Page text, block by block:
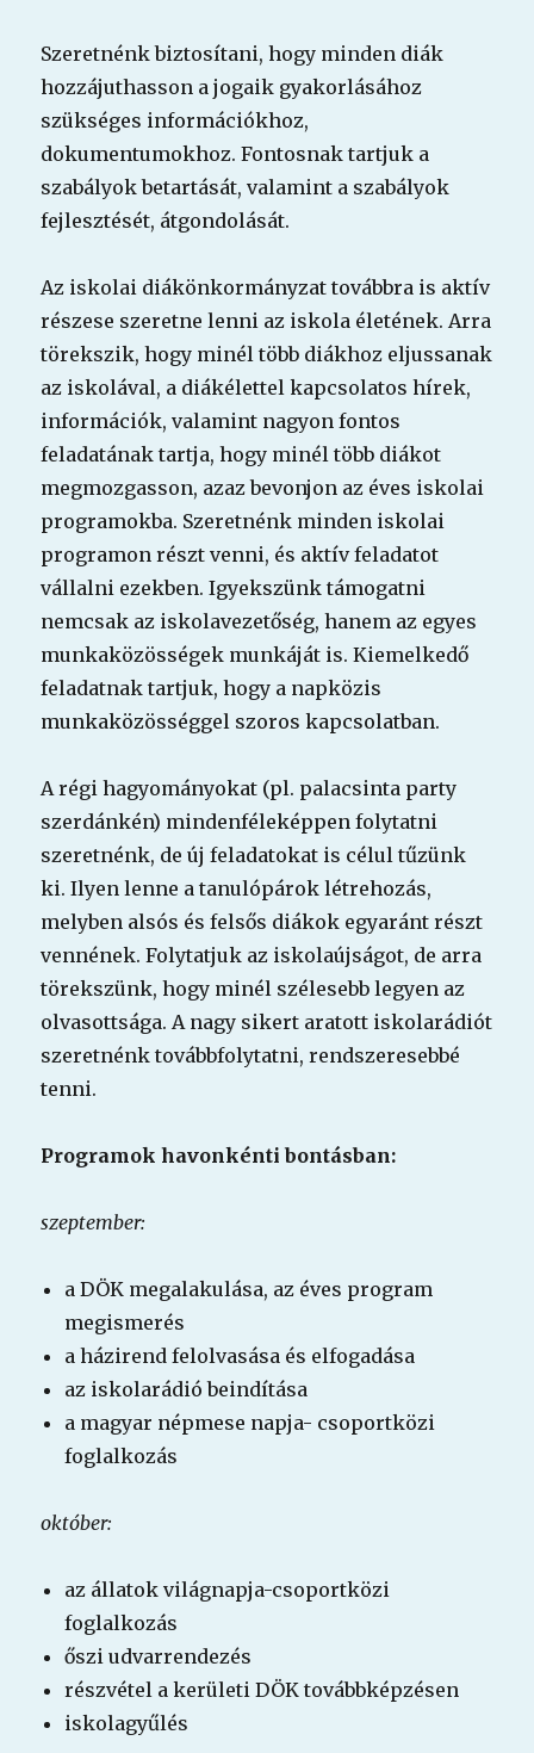
Szeretnénk biztosítani, hogy minden diák
hozzájuthasson a jogaik gyakorlásához
szükséges információkhoz,
dokumentumokhoz. Fontosnak tartjuk a
szabályok betartását, valamint a szabályok
fejlesztését, átgondolását.
Az iskolai diákönkormányzat továbbra is aktív
részese szeretne lenni az iskola életének. Arra
törekszik, hogy minél több diákhoz eljussanak
az iskolával, a diákélettel kapcsolatos hírek,
információk, valamint nagyon fontos
feladatának tartja, hogy minél több diákot
megmozgasson, azaz bevonjon az éves iskolai
programokba. Szeretnénk minden iskolai
programon részt venni, és aktív feladatot
vállalni ezekben. Igyekszünk támogatni
nemcsak az iskolavezetőség, hanem az egyes
munkaközösségek munkáját is. Kiemelkedő
feladatnak tartjuk, hogy a napközis
munkaközösséggel szoros kapcsolatban.
A régi hagyományokat (pl. palacsinta party
szerdánkén) mindenféleképpen folytatni
szeretnénk, de új feladatokat is célul tűzünk
ki. Ilyen lenne a tanulópárok létrehozás,
melyben alsós és felsős diákok egyaránt részt
vennének. Folytatjuk az iskolaújságot, de arra
törekszünk, hogy minél szélesebb legyen az
olvasottsága. A nagy sikert aratott iskolarádiót
szeretnénk továbbfolytatni, rendszeresebbé
tenni.
Programok havonkénti bontásban:
szeptember:
a DÖK megalakulása, az éves program
megismerés
a házirend felolvasása és elfogadása
az iskolarádió beindítása
a magyar népmese napja- csoportközi
foglalkozás
október:
az állatok világnapja-csoportközi
foglalkozás
őszi udvarrendezés
részvétel a kerületi DÖK továbbképzésen
iskolagyűlés